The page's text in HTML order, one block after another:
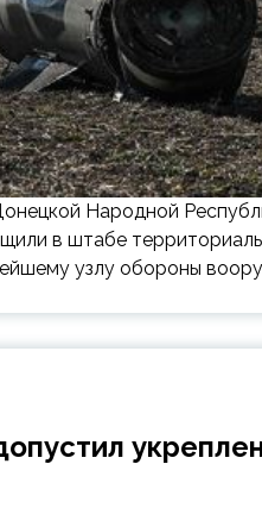
Народной
в штабе
узлу обороны